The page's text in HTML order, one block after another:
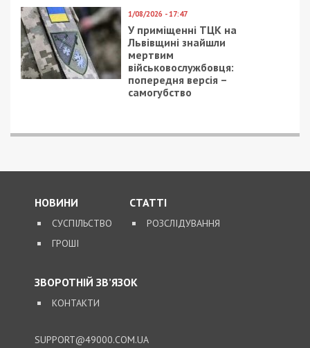
1/08/2026 - 17:47
У приміщенні ТЦК на
Львівщині знайшли
мертвим
військовослужбовця:
попередня версія –
самогубство
НОВИНИ
СУСПІЛЬСТВО
ГРОШІ
СТАТТІ
РОЗСЛІДУВАННЯ
ЗВОРОТНІЙ ЗВ’ЯЗОК
КОНТАКТИ
SUPPORT@49000.COM.UA